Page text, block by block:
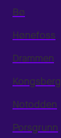
Bø
Hønefoss
Drammen
Kongsberg
Notodden
Porsgrunn